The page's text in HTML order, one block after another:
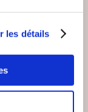
les détails
(0 avis)